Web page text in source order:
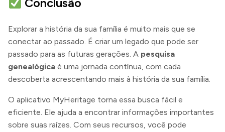
Explorar a história da sua família é muito mais que se
conectar ao passado. É criar um legado que pode ser
passado para as futuras gerações. A pesquisa
genealógica é uma jornada contínua, com cada
descoberta acrescentando mais à história da sua família.
O aplicativo MyHeritage torna essa busca fácil e
eficiente. Ele ajuda a encontrar informações importantes
sobre suas raízes. Com seus recursos, você pode